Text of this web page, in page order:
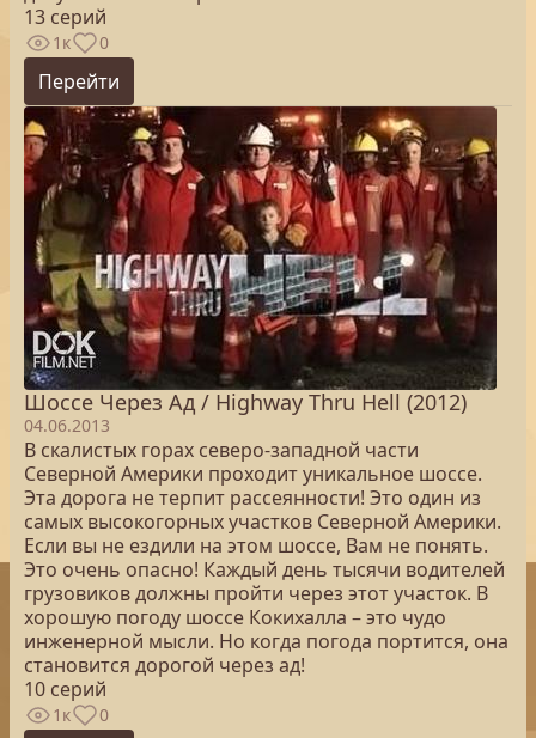
13 серий
1к 0
Перейти
Шоссе Через Ад / Highway Thru Hell (2012)
04.06.2013
В скалистых горах северо-западной части
Северной Америки проходит уникальное шоссе.
Эта дорога не терпит рассеянности! Это один из
самых высокогорных участков Северной Америки.
Если вы не ездили на этом шоссе, Вам не понять.
Это очень опасно! Каждый день тысячи водителей
грузовиков должны пройти через этот участок. В
хорошую погоду шоссе Кокихалла – это чудо
инженерной мысли. Но когда погода портится, она
становится дорогой через ад!
10 серий
1к 0